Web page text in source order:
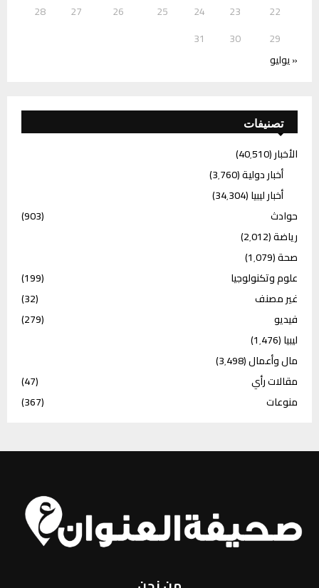
22
23
24
25
26
27
28
29
30
31
« يوليو
تصنيفات
الأخبار(40٬510)
أخبار دولية(3٬760)
أخبار ليبيا(34٬304)
حوادث
(903)
رياضة(2٬012)
صحة(1٬079)
علوم وتكنولوجيا
(199)
غير مصنف
(32)
فيديو
(279)
ليبيا(1٬476)
مال وأعمال(3٬498)
مقالات رأي
(47)
منوعات
(367)